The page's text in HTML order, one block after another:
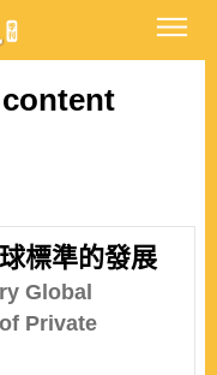
標準的發展
Global
Private